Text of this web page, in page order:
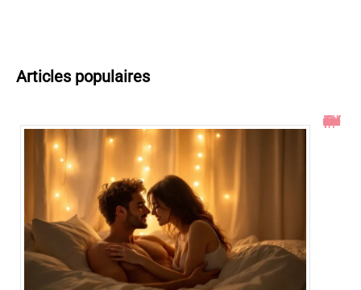
Articles populaires
Toucher le col de l’utérus pendant un rapport : ce qu’il faut savoir